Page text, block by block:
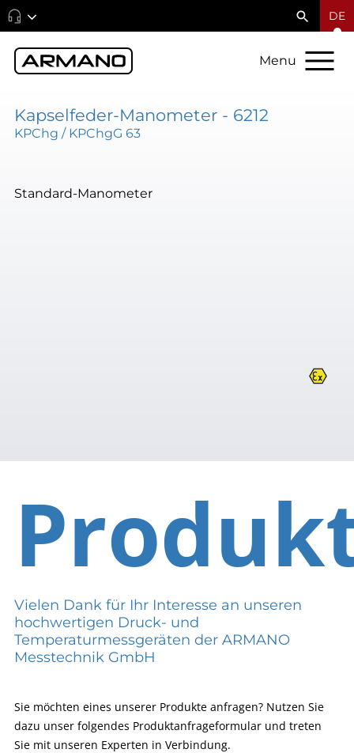
DE
Menu
Kapselfeder-Manometer - 6212
KPChg / KPChgG 63
Standard-Manometer
Vielen Dank für Ihr Interesse an unseren
hochwertigen Druck- und
Temperaturmessgeräten der ARMANO
Messtechnik GmbH
Sie möchten eines unserer Produkte anfragen? Nutzen Sie
dazu unser folgendes Produktanfrageformular und treten
Sie mit unseren Experten in Verbindung.